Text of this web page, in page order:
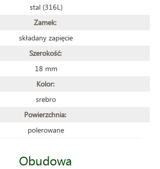
stal (316L)
Zamek:
składany zapięcie
Szerokość:
18 mm
Kolor:
srebro
Powierzchnia:
polerowane
Obudowa